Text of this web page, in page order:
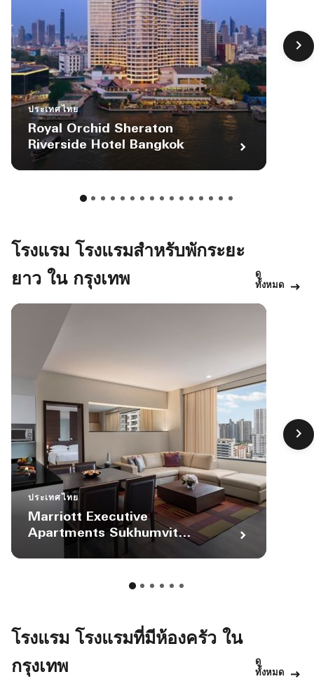
ประเทศไทย
Royal Orchid Sheraton
Riverside Hotel Bangkok
โรงแรม โรงแรมสำหรับพักระยะ
ยาว ใน กรุงเทพ
ดู
ทั้งหมด
ประเทศไทย
Marriott Executive
Apartments Sukhumvit
โรงแรม โรงแรมที่มีห้องครัว ใน
กรุงเทพ
ดู
ทั้งหมด